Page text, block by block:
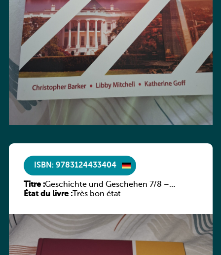
ISBN: 9783124433404
Titre :Geschichte und Geschehen 7/8 –
Rheinland-Pfalz
État du livre :Très bon état